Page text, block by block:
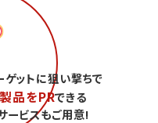
ゲットに狙い撃ちで
製品をPRできる
ービスもご用意!